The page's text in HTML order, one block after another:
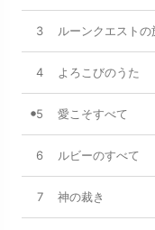
3 ルーンクエストの
4 よろこびのうた
5 愛こそすべて
6 ルビーのすべて
7 神の裁き